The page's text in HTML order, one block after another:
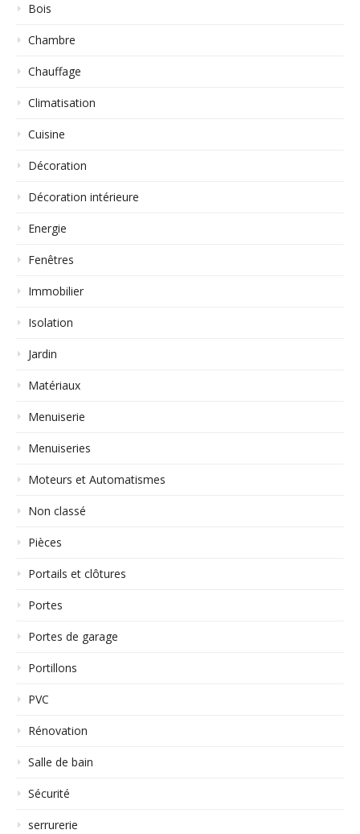
Bois
Chambre
Chauffage
Climatisation
Cuisine
Décoration
Décoration intérieure
Energie
Fenêtres
Immobilier
Isolation
Jardin
Matériaux
Menuiserie
Menuiseries
Moteurs et Automatismes
Non classé
Pièces
Portails et clôtures
Portes
Portes de garage
Portillons
PVC
Rénovation
Salle de bain
Sécurité
serrurerie